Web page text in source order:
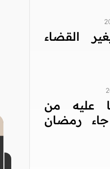
القضاء
عليه من
رمضان